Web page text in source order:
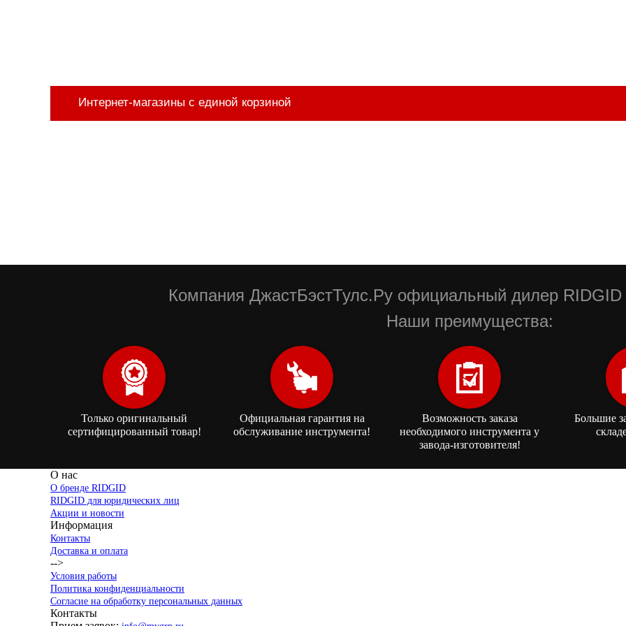
Интернет-магазины с единой корзиной
Компания ДжастБэстТулс.Ру официальный дилер
Наши преимущества:
Только оригинальный
сертифицированный товар!
Официальная гарантия на
обслуживание инструмента!
Возможность заказа
необходимого инструмента у
завода-изготовителя!
Большие
О нас
О бренде RIDGID
RIDGID для юридических лиц
Акции и новости
Информация
Контакты
Доставка и оплата
-->
Условия работы
Политика конфиденциальности
Согласие на обработку персональных данных
Контакты